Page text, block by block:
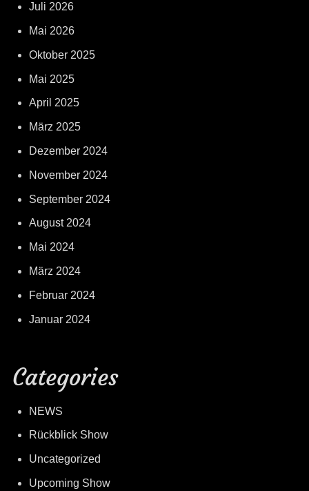
Juli 2026
Mai 2026
Oktober 2025
Mai 2025
April 2025
März 2025
Dezember 2024
November 2024
September 2024
August 2024
Mai 2024
März 2024
Februar 2024
Januar 2024
Categories
NEWS
Rückblick Show
Uncategorized
Upcoming Show